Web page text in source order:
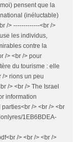
pensent que la
(inéluctable)
/> -------------<br />
les individus,
contre la
/> <br /> pour
du tourisme : elle
/> rions un peu
/> <br /> The Israel
information
/> <br /> <br
1EB6BDEA-
/> <br /> <br />